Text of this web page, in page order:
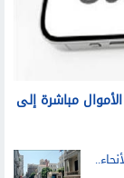
مباشرة إلى